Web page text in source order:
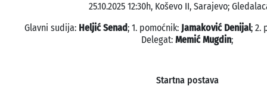
25.10.2025 12:30h, Koševo II, Sarajevo;
Glavni sudija: Heljić Senad; 1. pomoćnik: Jamaković Denijal; 2.
Delegat: Memić Mugdin;
Startna postava